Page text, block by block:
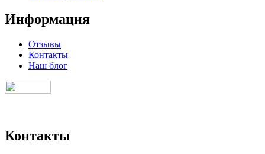
Информация
Отзывы
Контакты
Наш блог
Контакты